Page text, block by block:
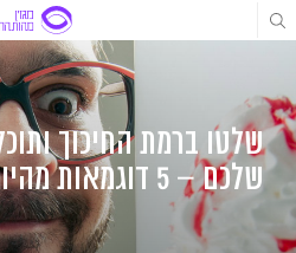
דלג
לתוכן
דלג
דלג
שלטו ברמת החיכוך
שלכם – 5 דוגמאות מהיומיום